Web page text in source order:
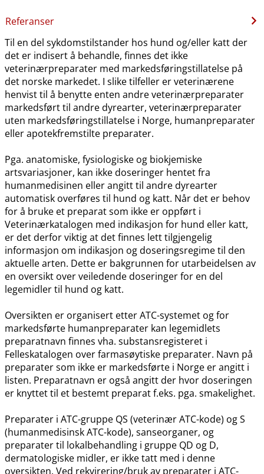
Referanser
Til en del sykdomstilstander hos hund og​/​eller katt der
det er indisert å behandle, finnes det ikke
veterinærpreparater med markedsføringstillatelse på
det norske markedet. I slike tilfeller er veterinærene
henvist til å benytte enten andre veterinærpreparater
markedsført til andre dyrearter, veterinærpreparater
uten markedsføringstillatelse i Norge, humanpreparater
eller apotekfremstilte preparater.
Pga. anatomiske, fysiologiske og biokjemiske
artsvariasjoner, kan ikke doseringer hentet fra
humanmedisinen eller angitt til andre dyrearter
automatisk overføres til hund og katt. Når det er behov
for å bruke et preparat som ikke er oppført i
Veterinærkatalogen med indikasjon for hund eller katt,
er det derfor viktig at det finnes lett tilgjengelig
informasjon om indikasjon og doseringsregime til den
aktuelle arten. Dette er bakgrunnen for utarbeidelsen av
en oversikt over veiledende doseringer for en del
legemidler til hund og katt.
Oversikten er organisert etter ATC-systemet og for
markedsførte humanpreparater kan legemidlets
preparatnavn finnes vha. substansregisteret i
Felleskatalogen over farmasøytiske preparater. Navn på
preparater som ikke er markedsførte i Norge er angitt i
listen. Preparatnavn er også angitt der hvor doseringen
er knyttet til et bestemt preparat f.eks. pga. smakelighet.
Preparater i ATC-gruppe QS (veterinær ATC-kode) og S
(humanmedisinsk ATC-kode), sanseorganer, og
preparater til lokalbehandling i gruppe QD og D,
dermatologiske midler, er ikke tatt med i denne
oversikten. Ved rekvirering​/​bruk av preparater i ATC-